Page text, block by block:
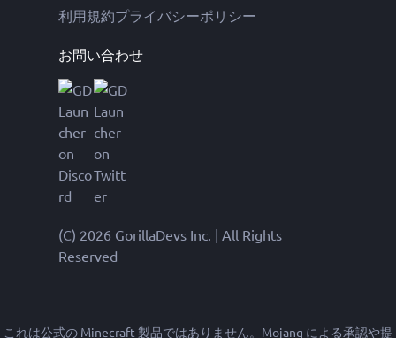
利用規約プライバシーポリシー
お問い合わせ
(C) 2026 GorillaDevs Inc. | All Rights
Reserved
これは公式の Minecraft 製品ではありません。Mojang による承認や提